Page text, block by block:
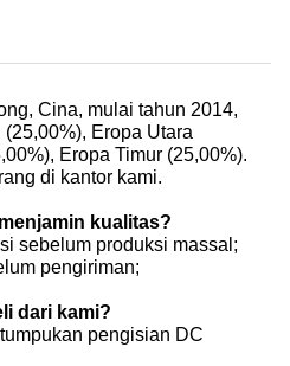
Cina, mulai tahun 2014,
Eropa Utara
Eropa Timur (25,00%).
di kantor kami.
kualitas?
sebelum produksi massal;
pengiriman;
dari kami?
pengisian DC